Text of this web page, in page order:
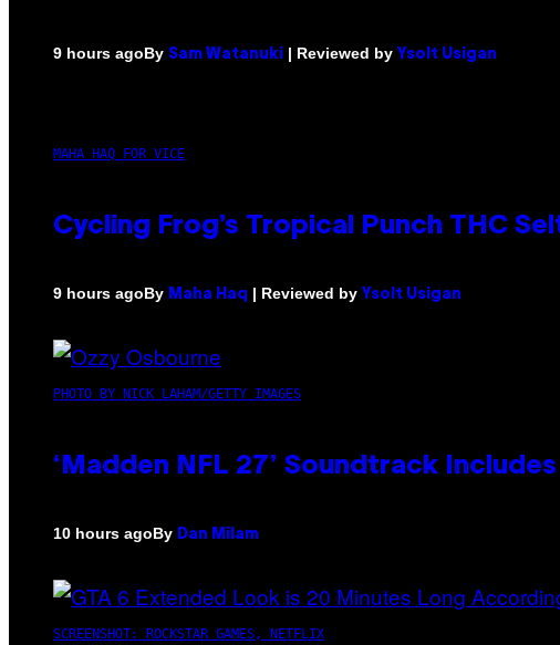
9 hours agoBy Sam Watanuki | Reviewed by Ysolt Usigan
MAHA HAQ FOR VICE
Cycling Frog’s Tropical Punch THC
9 hours agoBy Maha Haq | Reviewed by Ysolt Usigan
PHOTO BY NICK LAHAM/GETTY IMAGES
‘Madden NFL 27’ Soundtrack
10 hours agoBy Dan Milam
SCREENSHOT: ROCKSTAR GAMES, NETFLIX